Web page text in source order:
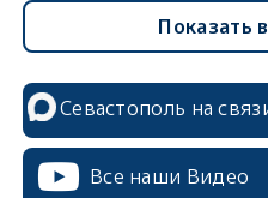
Показать
Севастополь на
Все наши Видео